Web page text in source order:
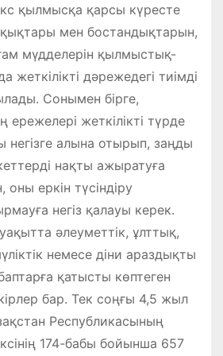
қылмысқа қарсы күресте
мен бостандықтарын,
мүдделерін қылмыстық-
жеткілікті дәрежедегі тиімді
Сонымен бірге,
жеткілікті түрде
негізге алына отырып, заңды
нақты ажыратуға
оны еркін түсіндіру
негіз қалауы керек.
әлеуметтік, ұлттық,
немесе діни араздықты
қатысты көптеген
бар. Тек соңғы 4,5 жыл
Республикасының
174-бабы бойынша 657